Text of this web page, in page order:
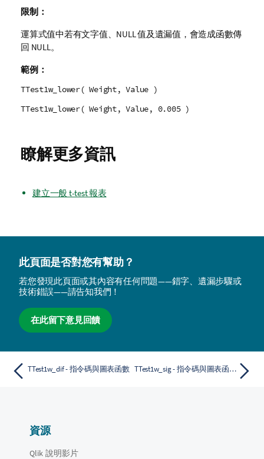
限制：
運算式值中若有文字值、 NULL值及遺漏值，會造成函數傳
回 NULL。
範例：
TTest1w_lower( Weight, Value )
TTest1w_lower( Weight, Value, 0.005 )
瞭解更多資訊
建立一般 t-test 報表
此頁面是否對您有幫助？
若您發現此頁面或其內容有任何問題——錯字、遺漏步驟或
技術錯誤——請告知我們！
在此留下意見回饋
TTest1w_dif - 指令碼與圖表函數 TTest1w_sig - 指令碼與圖表函數
資源
Qlik 說明影片